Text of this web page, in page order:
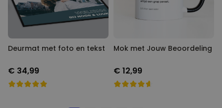
Deurmat met foto en tekst
€ 34,99
Mok met Jouw Beoordeling
€ 12,99